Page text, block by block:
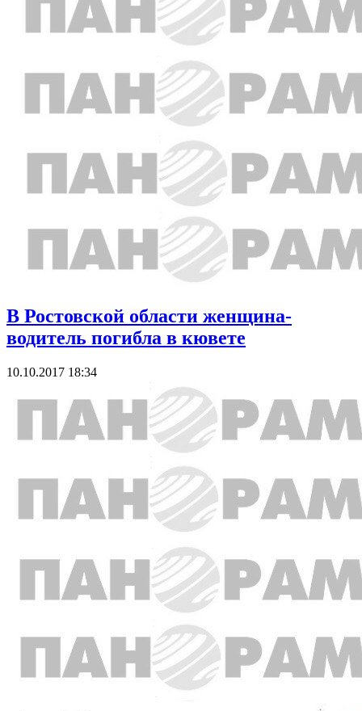
В Ростовской области женщина-
водитель погибла в кювете
10.10.2017 18:34